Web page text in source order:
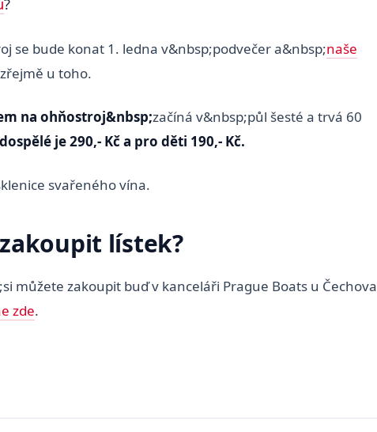
se bude konat 1. ledna v&nbsp;podvečer a&nbsp;naše
u toho.
na ohňostroj&nbsp;začíná v&nbsp;půl šesté a trvá 60
je 290,- Kč a pro děti 190,- Kč.
svařeného vína.
lístek?
můžete zakoupit buď v kanceláři Prague Boats u Čechova
zde.